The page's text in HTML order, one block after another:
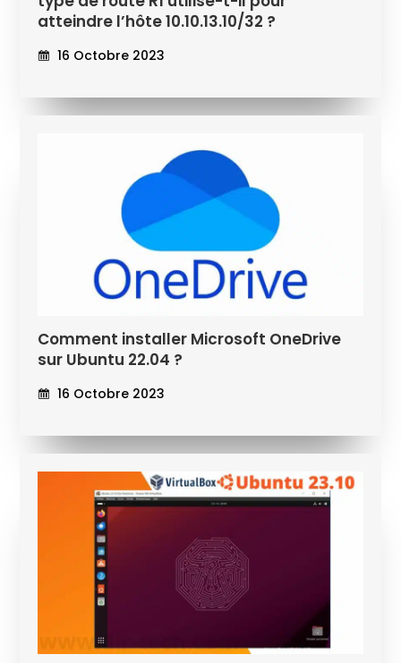
atteindre l’hôte 10.10.13.10/32 ?
16 Octobre 2023
Comment installer Microsoft OneDrive
sur Ubuntu 22.04 ?
16 Octobre 2023